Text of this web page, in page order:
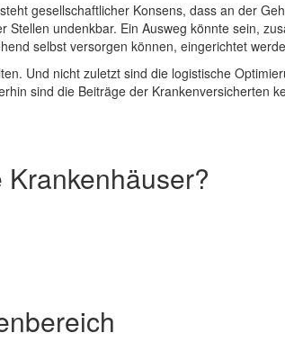
gesellschaftlicher Konsens, dass an der
undenkbar. Ein Ausweg könnte sein,
selbst versorgen können, eingerichtet
Und nicht zuletzt sind die logistische
sind die Beiträge der Krankenversicherten